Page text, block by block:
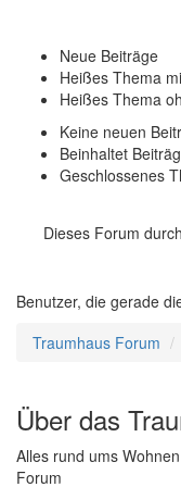
Neue Beiträge
Heißes Thema
Heißes Thema
Keine neuen
Beinhaltet
Geschlossenes
Dieses Forum
Benutzer, die gerade
Traumhaus Forum
Über das
Alles rund ums
Forum